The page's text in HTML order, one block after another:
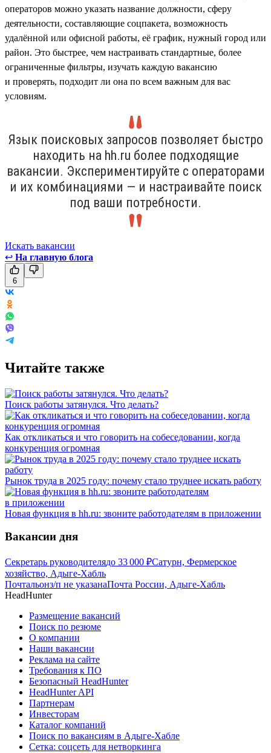
операторов можно указать название должности, сферу
деятельности, составляющие соцпакета, возможность
удалённой или офисной работы, её график, нужный город или
район. Это быстрее, чем настраивать стандартные, более
ограниченные фильтры, изучать каждую вакансию
и проверять, подходит ли она по всем важным для вас
условиям.
Язык поисковых запросов позволяет быстро
находить на hh.ru более подходящие
вакансии. Экспериментируйте с операторами
и их комбинациями — и настраивайте поиск
под ваши потребности.
Искать вакансии
↩ На главную блога
6
Читайте также
Поиск работы затянулся. Что делать?
Как откликаться и что говорить на собеседовании, когда
конкуренция огромная
Рынок труда в 2025 году: почему стало труднее искать работу
Новая функция в hh.ru: звоните работодателям в приложении
Вакансии дня
Секретарь руководителядо 33 000 ₽Сатурн, Фермерское
хозяйство, Адыге-Хабль
Почтальонз/п не указанаПочта России, Адыге-Хабль
HeadHunter
Размещение вакансий
Поиск по резюме
О компании
Наши вакансии
Реклама на сайте
Требования к ПО
Безопасный HeadHunter
HeadHunter API
Партнерам
Инвесторам
Каталог компаний
Поиск по вакансиям в Адыге-Хабле
Сетка: соцсеть для нетворкинга